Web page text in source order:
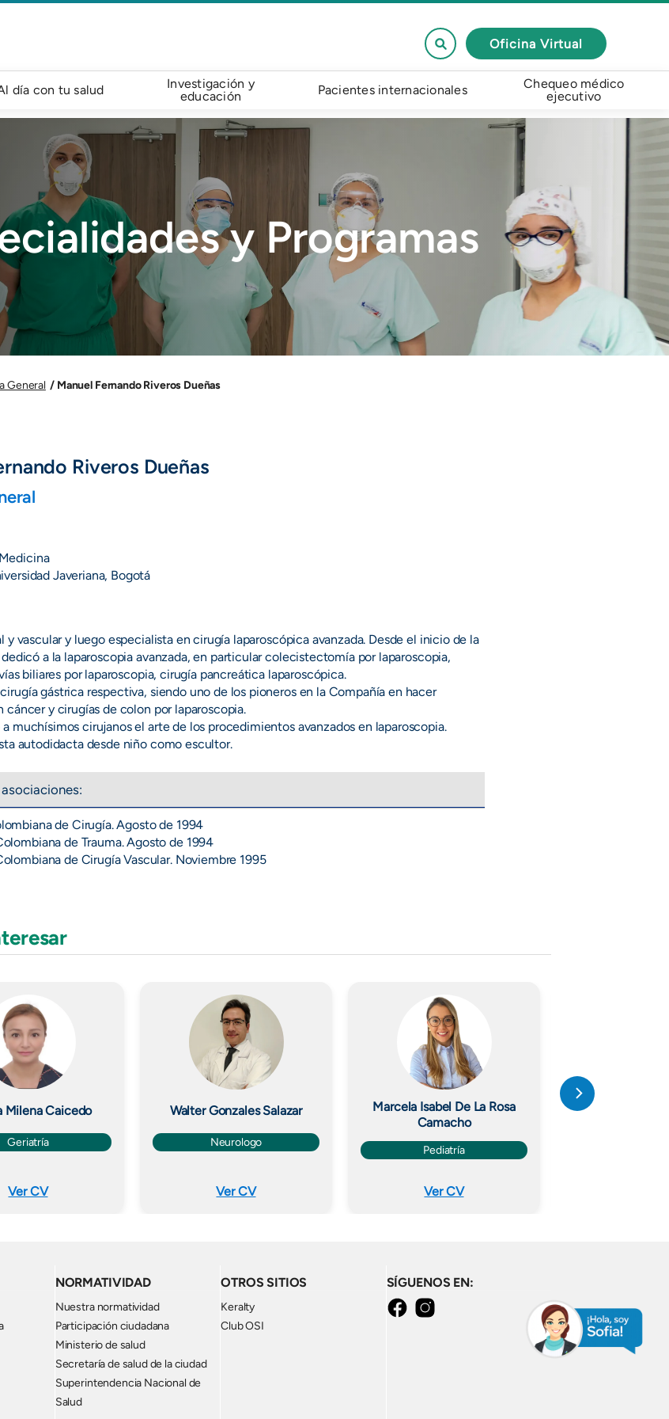
Oficina Virtual
día con tu salud
Investigación y
educación
Pacientes internacionales
Chequeo médico
ejecutivo
y Programas
General Manuel Fernando Riveros Dueñas
Riveros Dueñas
Javeriana, Bogotá
y vascular y luego especialista en cirugía laparoscópica avanzada. Desde el inicio de la
a la laparoscopia avanzada, en particular colecistectomía por laparoscopia,
biliares por laparoscopia, cirugía pancreática laparoscópica.
gástrica respectiva, siendo uno de los pioneros en la Compañía en hacer
cáncer y cirugías de colon por laparoscopia.
a muchísimos cirujanos el arte de los procedimientos avanzados en laparoscopia.
autodidacta desde niño como escultor.
de Cirugía. Agosto de 1994
de Trauma. Agosto de 1994
de Cirugía Vascular. Noviembre 1995
Milena Caicedo
Geriatría
Ver CV
Imagen
Walter Gonzales Salazar
Neurologo
Ver CV
Imagen
Marcela Isabel De La Rosa
Camacho
Pediatría
Ver CV
Carlos Andrés
NORMATIVIDAD
Nuestra normatividad
Participación ciudadana
Ministerio de salud
Secretaría de salud de la ciudad
Superintendencia Nacional de
Salud
OTROS SITIOS
Keralty
Club OSI
SÍGUENOS EN:
facebookinstagram